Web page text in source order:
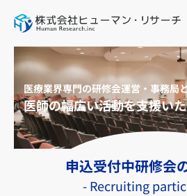
医療業界専門の研修会運営・事務局
医師の幅広い活動を支援い
申込受付中研修会
- Recruiting